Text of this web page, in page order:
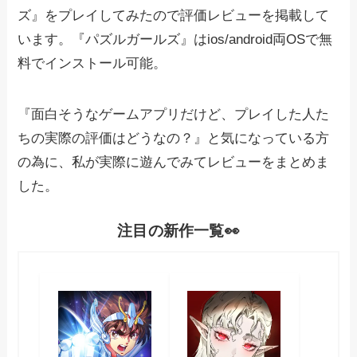
ズ』をプレイしてみたので評価レビューを掲載して
います。『パズルガールズ』はios/android両OSで無
料でインストール可能。
『面白そうなゲームアプリだけど、プレイした人た
ちの実際の評価はどうなの？』と気になっている方
の為に、私が実際に遊んでみてレビューをまとめま
した。
注目の新作一覧👀